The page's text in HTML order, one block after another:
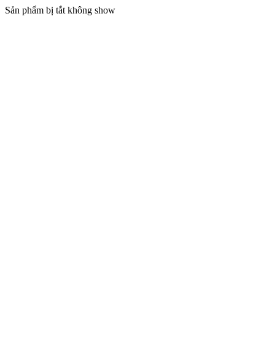
Sản phẩm bị tắt không show